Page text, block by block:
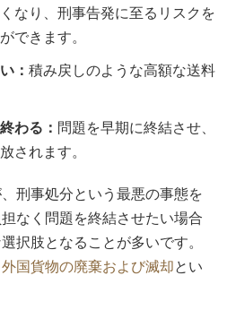
なり、刑事告発に至るリスクを
できます。
：積み戻しのような高額な送料
わる： 問題を早期に終結させ、
されます。
刑事処分という最悪の事態を
なく問題を終結させたい場合
択肢となることが多いです。
外国貨物の廃棄および滅却とい